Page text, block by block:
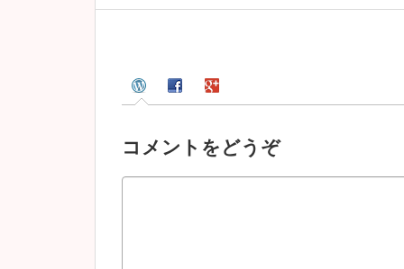
コメントをどうぞ